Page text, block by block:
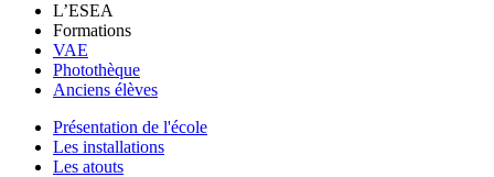
L’ESEA
Formations
VAE
Photothèque
Anciens élèves
Présentation de l'école
Les installations
Les atouts